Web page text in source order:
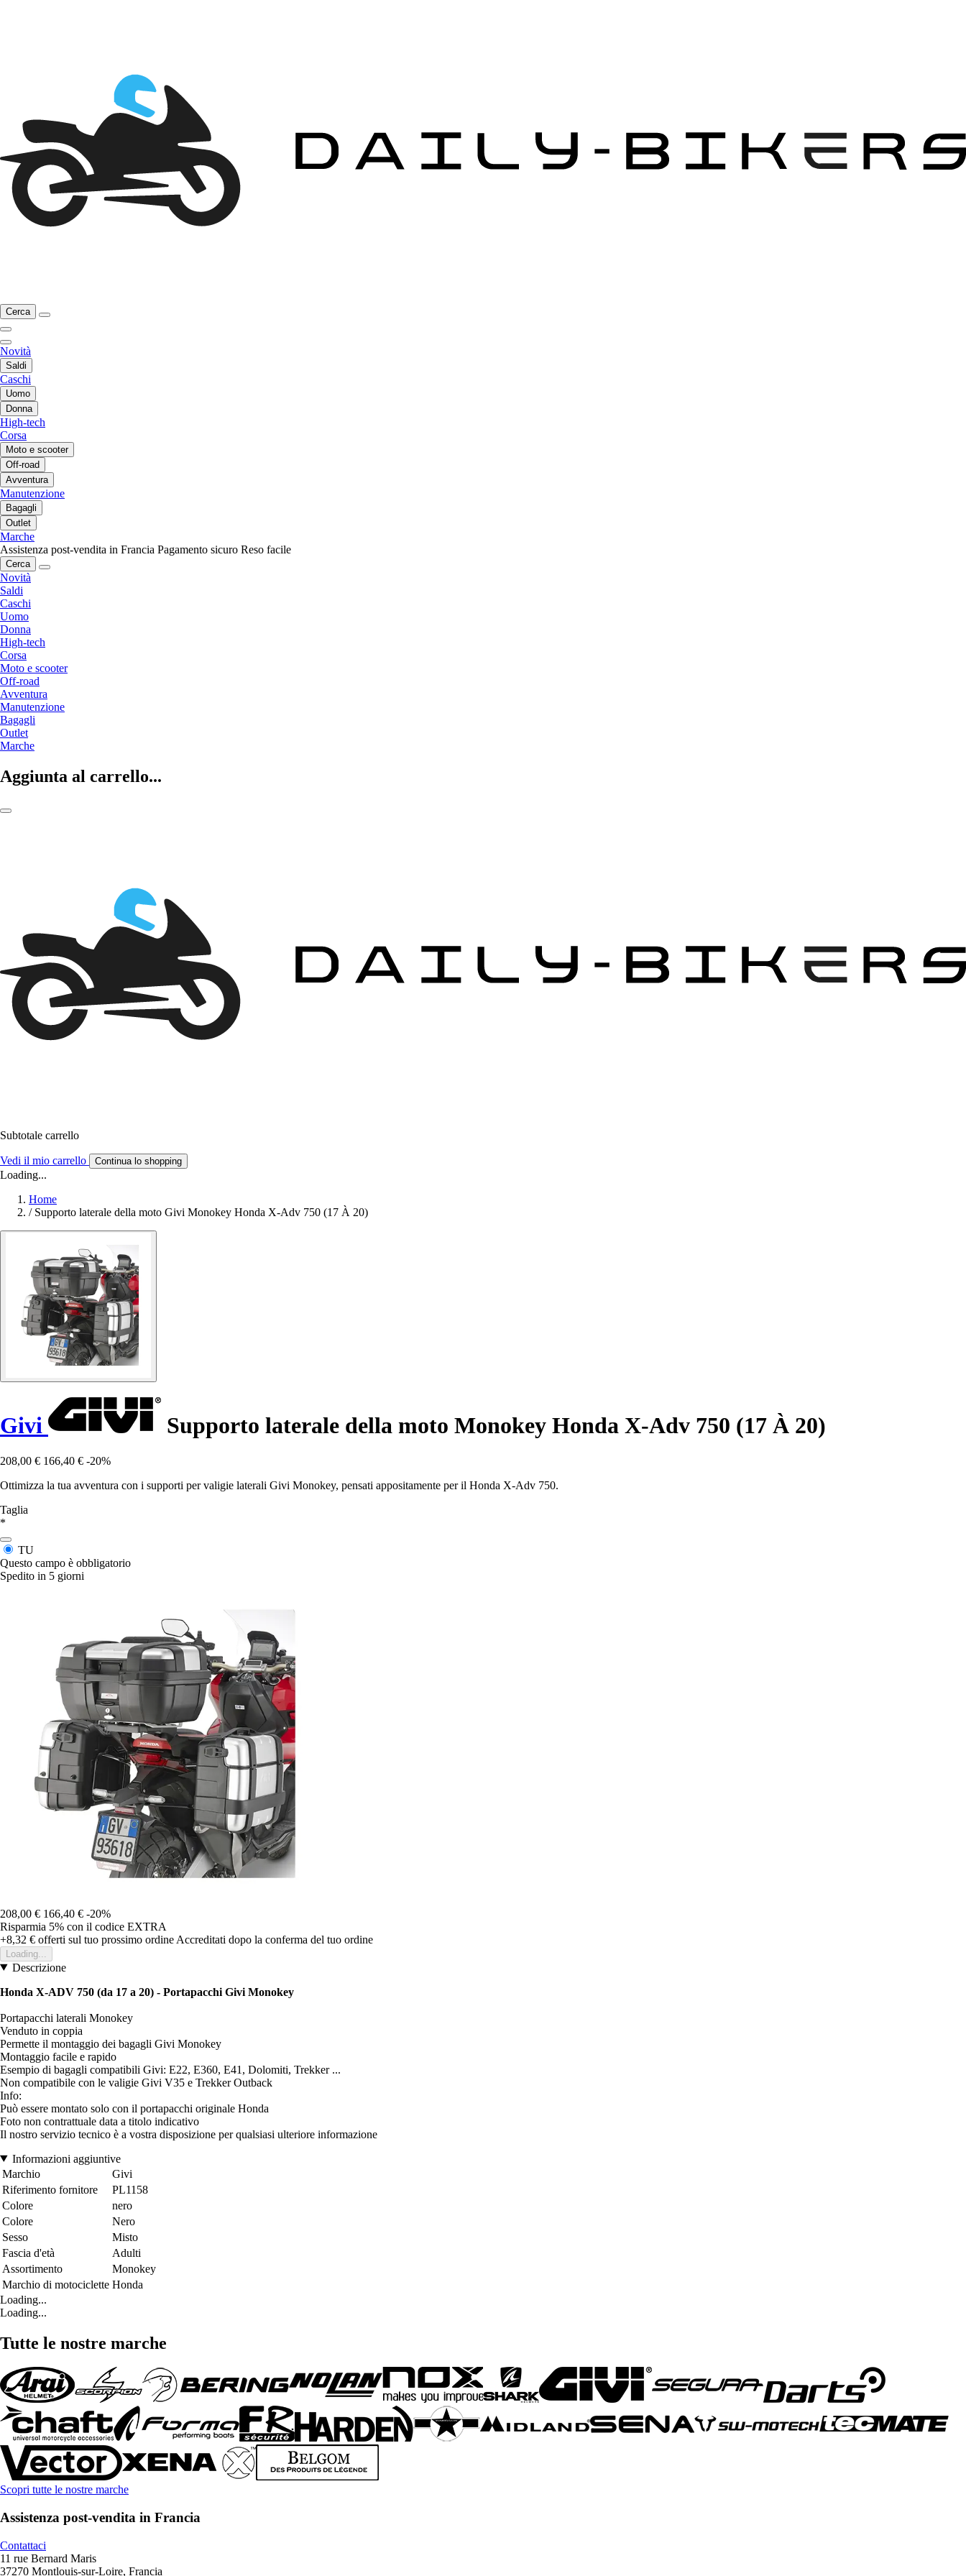
Cerca
Novità
Saldi
Caschi
Uomo
Donna
High-tech
Corsa
Moto e scooter
Off-road
Avventura
Manutenzione
Bagagli
Outlet
Marche
Assistenza post-vendita in Francia Pagamento sicuro Reso facile
Cerca
Novità
Saldi
Caschi
Uomo
Donna
High-tech
Corsa
Moto e scooter
Off-road
Avventura
Manutenzione
Bagagli
Outlet
Marche
Aggiunta al carrello...
Subtotale carrello
Vedi il mio carrello Continua lo shopping
Loading...
Home
/ Supporto laterale della moto Givi Monokey Honda X-Adv 750 (17 À 20)
Givi Supporto laterale della moto Monokey Honda X-Adv 750 (17 À 20)
208,00 € 166,40 € -20%
Ottimizza la tua avventura con i supporti per valigie laterali Givi Monokey, pensati appositamente per il Honda X-Adv 750.
Taglia
*
TU
Questo campo è obbligatorio
Spedito in 5 giorni
208,00 € 166,40 € -20%
Risparmia 5% con il codice EXTRA
+8,32 € offerti sul tuo prossimo ordine Accreditati dopo la conferma del tuo ordine
Loading...
Descrizione
Honda X-ADV 750 (da 17 a 20) - Portapacchi Givi Monokey
Portapacchi laterali Monokey
Venduto in coppia
Permette il montaggio dei bagagli Givi Monokey
Montaggio facile e rapido
Esempio di bagagli compatibili Givi: E22, E360, E41, Dolomiti, Trekker ...
Non compatibile con le valigie Givi V35 e Trekker Outback
Info:
Può essere montato solo con il portapacchi originale Honda
Foto non contrattuale data a titolo indicativo
Il nostro servizio tecnico è a vostra disposizione per qualsiasi ulteriore informazione
Informazioni aggiuntive
Marchio
Givi
Riferimento fornitore
PL1158
Colore
nero
Colore
Nero
Sesso
Misto
Fascia d'età
Adulti
Assortimento
Monokey
Marchio di motociclette Honda
Loading...
Loading...
Tutte le nostre marche
Scopri tutte le nostre marche
Assistenza post-vendita in Francia
Contattaci
11 rue Bernard Maris
37270 Montlouis-sur-Loire, Francia